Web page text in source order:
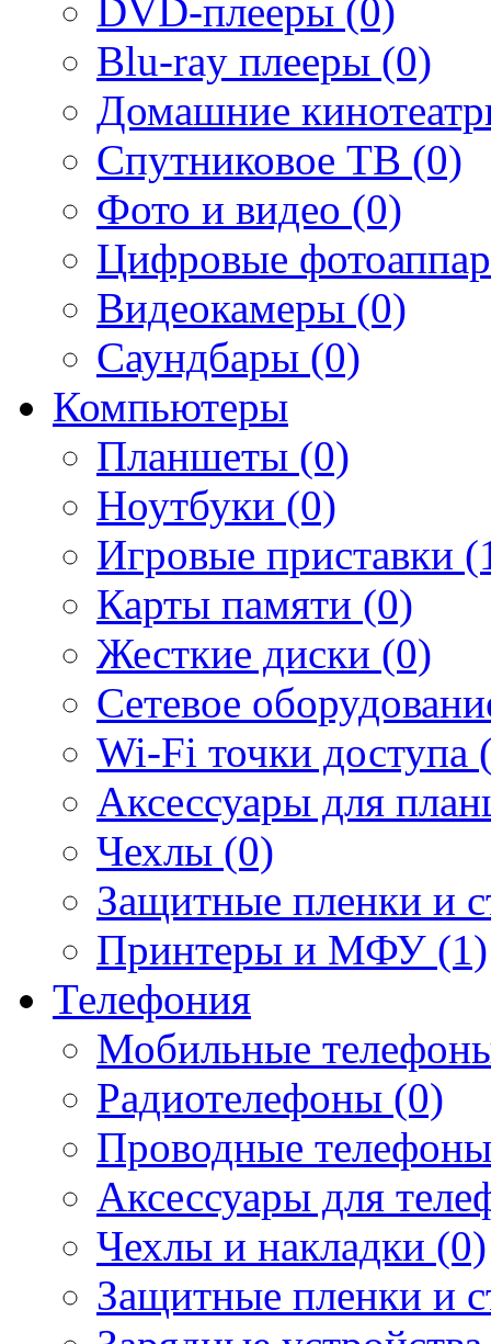
DVD-плееры (0)
Blu-ray плееры (0)
Домашние
Спутниковое ТВ (0)
Фото и видео (0)
Цифровые
Видеокамеры (0)
Саундбары (0)
Компьютеры
Планшеты (0)
Ноутбуки (0)
Игровые приставки
Карты памяти (0)
Жесткие диски (0)
Сетевое
Wi-Fi точки доступа
Аксессуары для
Чехлы (0)
Защитные пленки и
Принтеры и МФУ (1)
Телефония
Мобильные
Радиотелефоны (0)
Проводные
Аксессуары для
Чехлы и накладки (0)
Защитные пленки и